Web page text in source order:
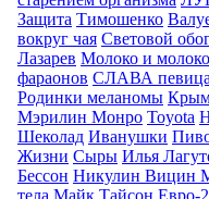
Защита Тимошенко
вокруг чая Световой
Лазарев Молоко и
фараонов СЛАВА певица
Родинки меланомы
Мэрилин Монро Toyota
Шеколад Иванушки
Жизни Сыры Илья
Бессон Никулин Вицин
тела Майк Тайсон Евро-